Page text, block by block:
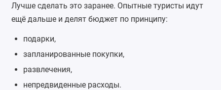
Лучше сделать это заранее. Опытные туристы идут
ещё дальше и делят бюджет по принципу:
подарки,
запланированные покупки,
развлечения,
непредвиденные расходы.